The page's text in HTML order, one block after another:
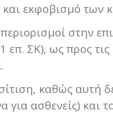
και εκφοβισμό των
στην
επ. ΣΚ), ως προς
καθώς αυτή
για ασθενείς)